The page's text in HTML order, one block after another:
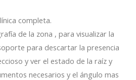
completa.
de la zona , para visualizar la
para descartar la presencia
y ver el estado de la raíz y
necesarios y el ángulo mas